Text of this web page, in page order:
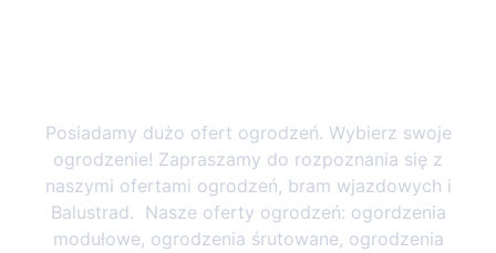
Posiadamy dużo ofert ogrodzeń. Wybierz swoje
ogrodzenie! Zapraszamy do rozpoznania się z
naszymi ofertami ogrodzeń, bram wjazdowych i
Balustrad. Nasze oferty ogrodzeń: ogordzenia
modułowe, ogrodzenia śrutowane, ogrodzenia